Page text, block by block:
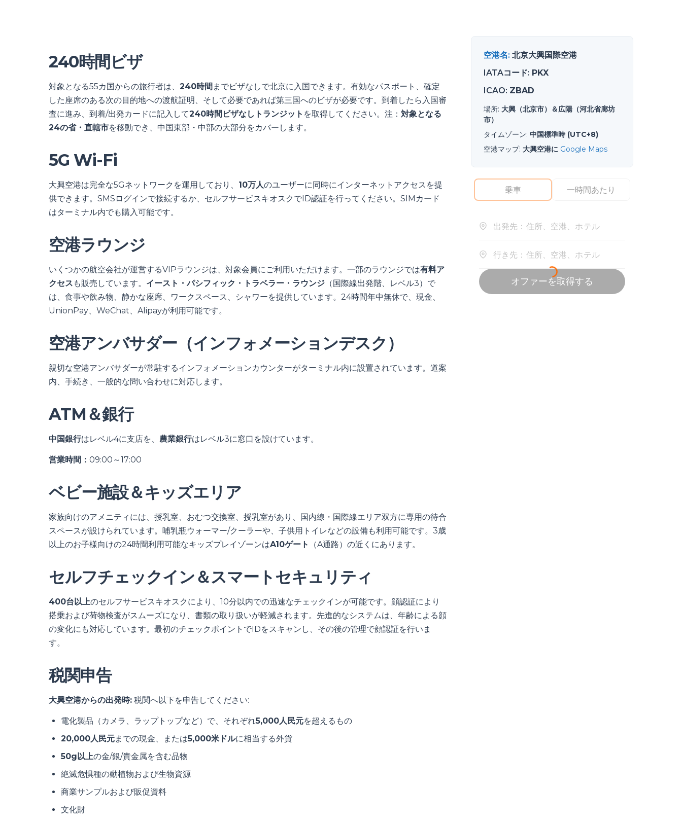
240時間ビザ
対象となる55カ国からの旅行者は、 240時間 までビザなしで北京に入国できます。有効なパスポート、確定
した座席のある次の目的地への渡航証明、そして必要であれば第三国へのビザが必要です。到着したら入国審
査に進み、到着/出発カードに記入して240時間ビザなしトランジット を取得してください。注： 対象となる
24の省・直轄市を移動でき、中国東部・中部の大部分をカバーします。
5G Wi-Fi
大興空港は完全な5Gネットワークを運用しており、 10万人のユーザーに同時にインターネットアクセスを提
供できます。SMSログインで接続するか、セルフサービスキオスクでID認証を行ってください。SIMカード
はターミナル内でも購入可能です。
空港ラウンジ
いくつかの航空会社が運営するVIPラウンジは、対象会員にご利用いただけます。一部のラウンジでは有料ア
クセス も販売しています。 イースト・パシフィック・トラベラー・ラウンジ （国際線出発階、レベル3）で
は、食事や飲み物、静かな座席、ワークスペース、シャワーを提供しています。24時間年中無休で、現金、
UnionPay、WeChat、Alipayが利用可能です。
空港アンバサダー（インフォメーションデスク）
親切な空港アンバサダーが常駐するインフォメーションカウンターがターミナル内に設置されています。道案
内、手続き、一般的な問い合わせに対応します。
ATM＆銀行
中国銀行はレベル4に支店を、 農業銀行はレベル3に窓口を設けています。
営業時間： 09:00～17:00
ベビー施設＆キッズエリア
家族向けのアメニティには、授乳室、おむつ交換室、授乳室があり、国内線・国際線エリア双方に専用の待合
スペースが設けられています。哺乳瓶ウォーマー/クーラーや、子供用トイレなどの設備も利用可能です。3歳
以上のお子様向けの24時間利用可能なキッズプレイゾーンはA10ゲート （A通路）の近くにあります。
セルフチェックイン＆スマートセキュリティ
400台以上のセルフサービスキオスクにより、10分以内での迅速なチェックインが可能です。顔認証により
搭乗および荷物検査がスムーズになり、書類の取り扱いが軽減されます。先進的なシステムは、年齢による顔
の変化にも対応しています。最初のチェックポイントでIDをスキャンし、その後の管理で顔認証を行いま
す。
税関申告
大興空港からの出発時: 税関へ以下を申告してください:
電化製品（カメラ、ラップトップなど）で、それぞれ5,000人民元を超えるもの
20,000人民元までの現金、または5,000米ドルに相当する外貨
50g以上の金/銀/貴金属を含む品物
絶滅危惧種の動植物および生物資源
商業サンプルおよび販促資料
文化財
空港名: 北京大興国際空港
IATAコード: PKX
ICAO: ZBAD
場所: 大興（北京市）＆広陽（河北省廊坊
市）
タイムゾーン: 中国標準時 (UTC+8)
空港マップ: 大興空港に Google Maps